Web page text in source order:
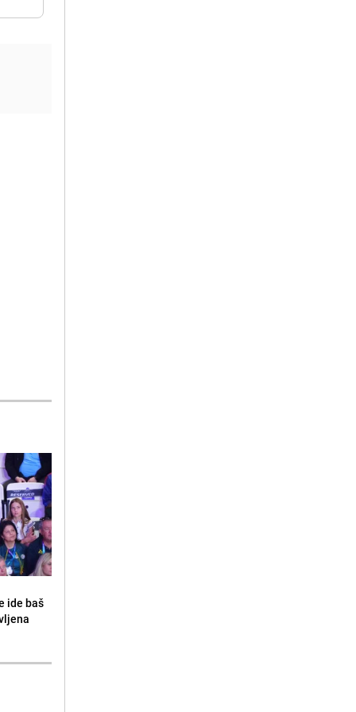
ide baš